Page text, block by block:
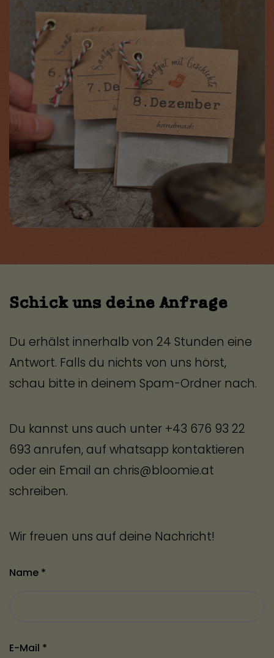
Schick uns deine Anfrage
Du erhälst innerhalb von 24 Stunden eine
Antwort. Falls du nichts von uns hörst,
schau bitte in deinem Spam-Ordner nach.
Du kannst uns auch unter +43 676 93 22
693 anrufen, auf whatsapp kontaktieren
oder ein Email an chris@bloomie.at
schreiben.
Wir freuen uns auf deine Nachricht!
Name *
E-Mail *